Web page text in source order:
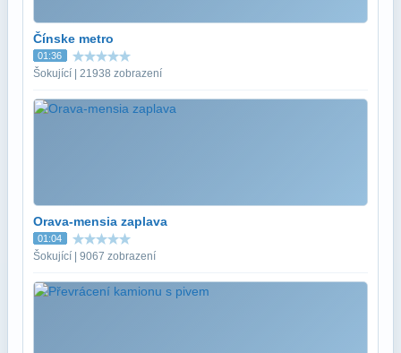
Čínske metro
01:36
Šokující | 21938 zobrazení
Orava-mensia zaplava
01:04
Šokující | 9067 zobrazení